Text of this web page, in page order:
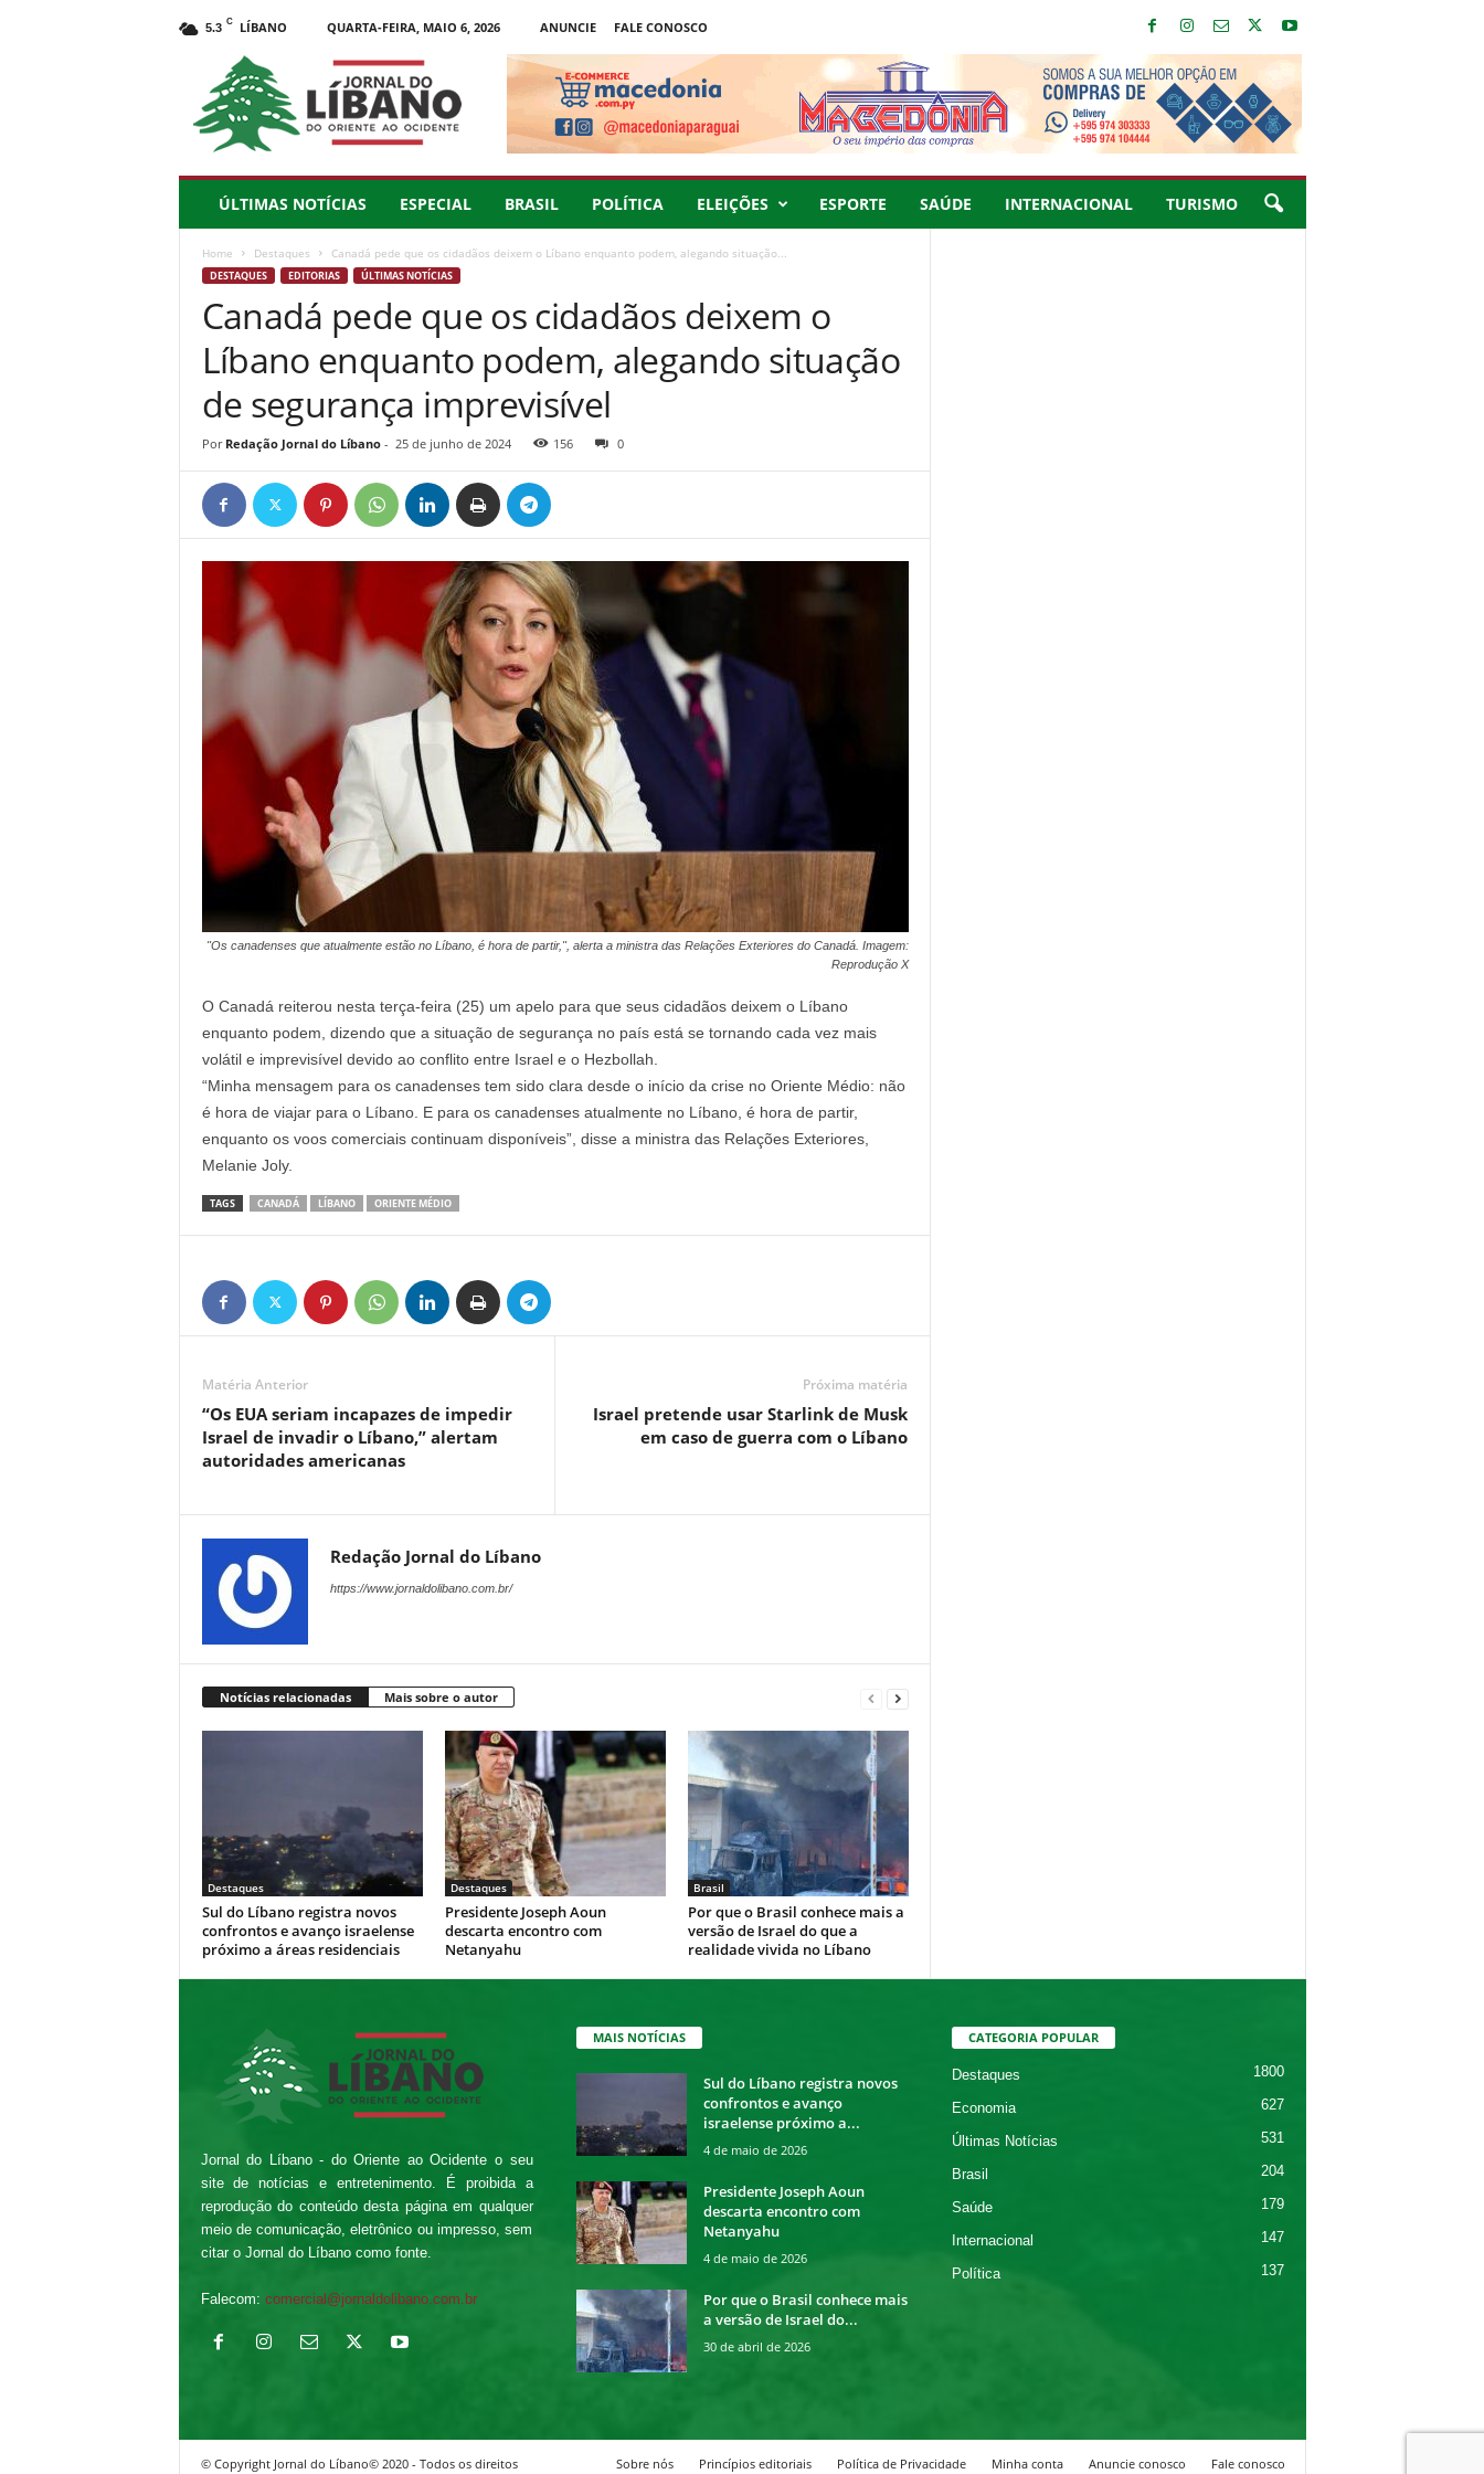
5.3 C LÍBANO QUARTA-FEIRA, MAIO 6, 2026 ANUNCIE
FALE CONOSCO
r
n
ÚLTIMAS NOTÍCIAS ESPECIAL BRASIL POLÍTICA ELEIÇÕES ESPORTE SAÚDE INTERNACIONAL TURISMO
Home Destaques Canadá pede que os cidadãos deixem o Líbano enquanto podem, alegando situação...
DESTAQUES EDITORIAS ÚLTIMAS NOTÍCIAS
Canadá pede que os cidadãos deixem o
Líbano enquanto podem, alegando situação
de segurança imprevisível
Por Redação Jornal do Líbano- 25 de junho de 2024 156 0
"Os canadenses que atualmente estão no Líbano, é hora de partir,", alerta a ministra das Relações Exteriores do Canadá. Imagem:
Reprodução X
O Canadá reiterou nesta terça-feira (25) um apelo para que seus cidadãos deixem o Líbano
enquanto podem, dizendo que a situação de segurança no país está se tornando cada vez mais
volátil e imprevisível devido ao conflito entre Israel e o Hezbollah.
“Minha mensagem para os canadenses tem sido clara desde o início da crise no Oriente Médio: não
é hora de viajar para o Líbano. E para os canadenses atualmente no Líbano, é hora de partir,
enquanto os voos comerciais continuam disponíveis”, disse a ministra das Relações Exteriores,
Melanie Joly.
TAGS CANADÁ LÍBANO ORIENTE MÉDIO
Matéria Anterior
“Os EUA seriam incapazes de impedir
Israel de invadir o Líbano,” alertam
autoridades americanas
Próxima matéria
Israel pretende usar Starlink de Musk
em caso de guerra com o Líbano
Redação Jornal do Líbano
https://www.jornaldolibano.com.br/
Notícias relacionadas Mais sobre o autor
Destaques
Sul do Líbano registra novos
confrontos e avanço israelense
próximo a áreas residenciais
Destaques
Presidente Joseph Aoun
descarta encontro com
Netanyahu
Brasil
Por que o Brasil conhece mais a
versão de Israel do que a
realidade vivida no Líbano
Jornal do Líbano - do Oriente ao Ocidente o seu
site de notícias e entretenimento. É proibida a
reprodução do conteúdo desta página em qualquer
meio de comunicação, eletrônico ou impresso, sem
citar o Jornal do Líbano como fonte.
Falecom: comercial@jornaldolibano.com.br
MAIS NOTÍCIAS
Sul do Líbano registra novos
confrontos e avanço
israelense próximo a...
4 de maio de 2026
Presidente Joseph Aoun
descarta encontro com
Netanyahu
4 de maio de 2026
Por que o Brasil conhece mais
a versão de Israel do...
30 de abril de 2026
CATEGORIA POPULAR
Destaques 1800
Economia 627
Últimas Notícias 531
Brasil 204
Saúde 179
Internacional 147
Política 137
Sobre nós Princípios editoriais Política de Privacidade Minha conta Anuncie conosco Fale conosco
© Copyright Jornal do Líbano© 2020 - Todos os direitos